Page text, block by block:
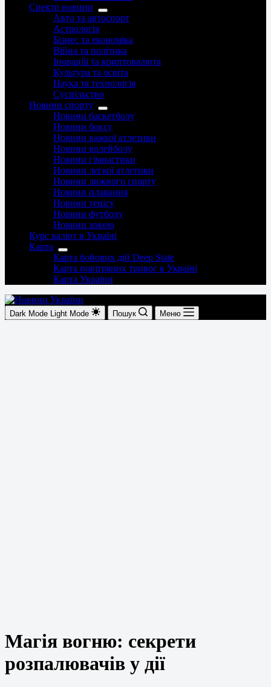
Спектр новини
Авто та автоспорт
Астрологія
Бізнес та економіка
Війна та політика
Іноваціії та криптовалюта
Культура та освіта
Наука та технологія
Суспільство
Новини спорту
Новини баскетболу
Новини боксу
Новини важкої атлетики
Новини волейболу
Новини гімнастики
Новини легкої атлетики
Новини лижного спорту
Новини плавання
Новини тенісу
Новини футболу
Новини хокею
Курс валют в Україні
Карта
Карта бойових дій Deep State
Карта повітряних тривог в Україні
Карта України
Dark Mode Light Mode Пошук Меню
Магія вогню: секрети
розпалювачів у дії